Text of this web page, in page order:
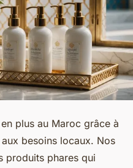
plus au Maroc grâce à
besoins locaux. Nos
produits phares qui